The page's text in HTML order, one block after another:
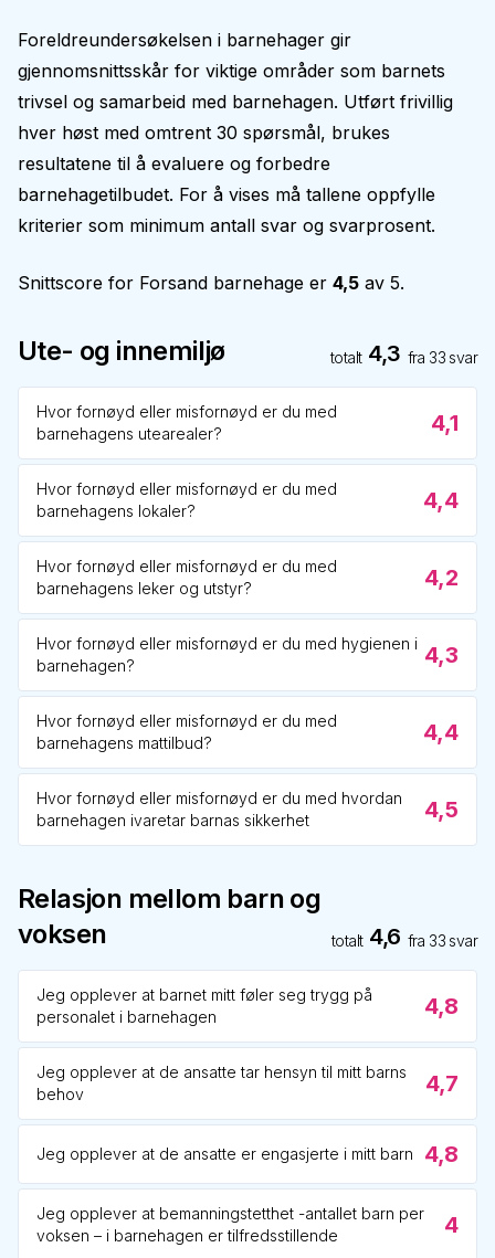
Foreldreundersøkelsen i barnehager gir
gjennomsnittsskår for viktige områder som barnets
trivsel og samarbeid med barnehagen. Utført frivillig
hver høst med omtrent 30 spørsmål, brukes
resultatene til å evaluere og forbedre
barnehagetilbudet. For å vises må tallene oppfylle
kriterier som minimum antall svar og svarprosent.
Snittscore for Forsand barnehage er 4,5 av 5.
Ute- og innemiljø totalt 4,3 fra 33 svar
Hvor fornøyd eller misfornøyd er du med
barnehagens utearealer?
4,1
Hvor fornøyd eller misfornøyd er du med
barnehagens lokaler?
4,4
Hvor fornøyd eller misfornøyd er du med
barnehagens leker og utstyr?
4,2
Hvor fornøyd eller misfornøyd er du med hygienen i
barnehagen?
4,3
Hvor fornøyd eller misfornøyd er du med
barnehagens mattilbud?
4,4
Hvor fornøyd eller misfornøyd er du med hvordan
barnehagen ivaretar barnas sikkerhet
4,5
Relasjon mellom barn og
voksen
totalt 4,6 fra 33 svar
Jeg opplever at barnet mitt føler seg trygg på
personalet i barnehagen
4,8
Jeg opplever at de ansatte tar hensyn til mitt barns
behov
4,7
Jeg opplever at de ansatte er engasjerte i mitt barn 4,8
Jeg opplever at bemanningstetthet -antallet barn per
voksen – i barnehagen er tilfredsstillende
4